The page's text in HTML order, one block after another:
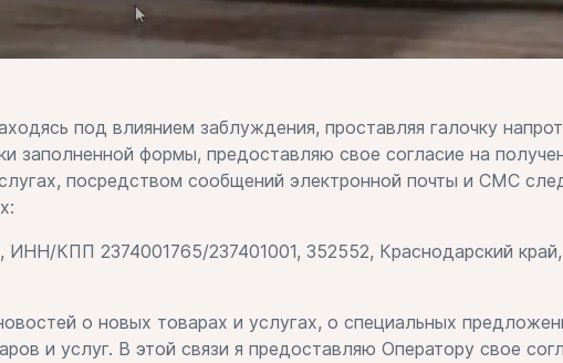
под влиянием заблуждения, проставляя галочку
заполненной формы, предоставляю свое согласие на
посредством сообщений электронной почты и СМС
2374001765/237401001, 352552, Краснодарский край,
о новых товарах и услугах, о специальных
и услуг. В этой связи я предоставляю Оператору свое